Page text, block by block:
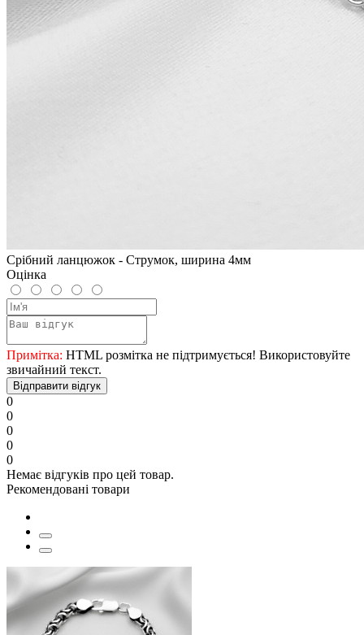
Срібний ланцюжок - Струмок, ширина 4мм
Оцінка
Примітка: HTML розмітка не підтримується! Використовуйте
звичайний текст.
Відправити відгук
0
0
0
0
0
Немає відгуків про цей товар.
Рекомендовані товари